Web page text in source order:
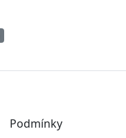
Podmínky